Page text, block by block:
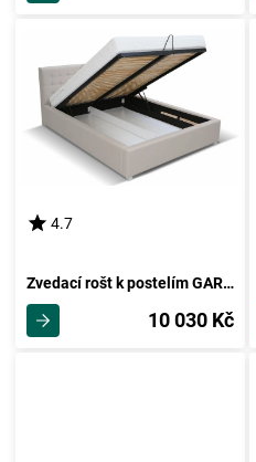
4.7
Zvedací rošt k postelím GARGE 160
10 030 Kč